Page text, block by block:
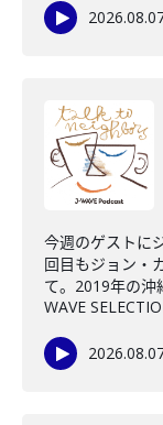
今週のゲストに
回目もジョン・
て。2019年の沖
WAVE